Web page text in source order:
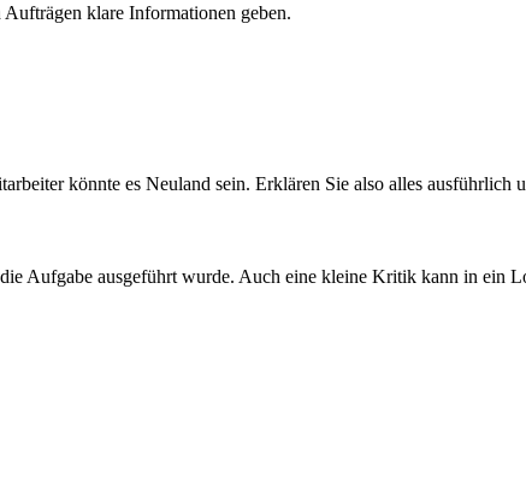
klare Informationen geben.
könnte es Neuland sein. Erklären Sie also alles
Aufgabe ausgeführt wurde. Auch eine kleine Kritik kann in ein